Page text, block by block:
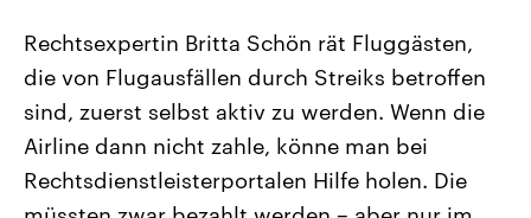
Landtagswahl Sachsen-Anhalt
2026
Alle Informationen
Sachsen-Anhalt wählt am 6.
September 2026 einen neuen
Landtag. Seit 2021 wird das
Bundesland von einer Koalition aus
USA
Aktuelle Beiträge,
Hintergründe
Wirtschaftlich und
gehören die Vereinigten
den mächtigsten Ländern
mit großem Einfluss auf
Rechtsexpertin Britta Schön rät Fluggästen,
die von Flugausfällen durch Streiks betroffen
sind, zuerst selbst aktiv zu werden. Wenn die
Airline dann nicht zahle, könne man bei
Rechtsdienstleisterportalen Hilfe holen. Die